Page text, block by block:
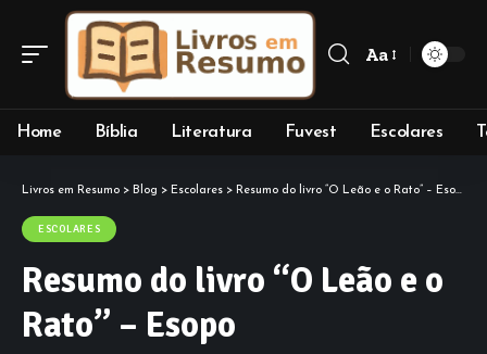
Font
Aa
Home Bíblia Literatura Fuvest Escolares
Livros em Resumo > Blog > Escolares > Resumo do livro “O Leão e o Rato” – Esopo
ESCOLARES
Resumo do livro “O Leão e o
Rato” – Esopo